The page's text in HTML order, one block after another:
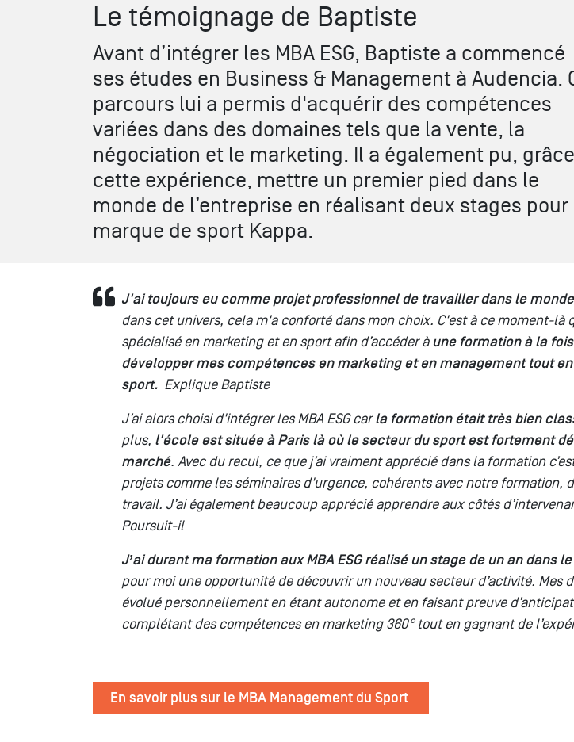
Le témoignage de Baptiste
Avant d’intégrer les MBA ESG, Baptiste a commencé
ses études en Business & Management à Audencia.
parcours lui a permis d'acquérir des compétences
variées dans des domaines tels que la vente, la
négociation et le marketing. Il a également pu,
cette expérience, mettre un premier pied dans le
monde de l’entreprise en réalisant deux stages pour
marque de sport Kappa.
J'ai toujours eu comme projet professionnel de travailler dans le
dans cet univers, cela m'a conforté dans mon choix. C'est à ce moment-
spécialisé en marketing et en sport afin d’accéder à une formation à la
développer mes compétences en marketing et en management tout
sport. Explique Baptiste
J’ai alors choisi d'intégrer les MBA ESG carla formation était très bien
plus, l'école est située à Paris là où le secteur du sport est fortement
marché. Avec du recul, ce que j’ai vraiment apprécié dans la formation
projets comme les séminaires d'urgence, cohérents avec notre
travail. J’ai également beaucoup apprécié apprendre aux côtés
Poursuit-il
J’ai durant ma formation aux MBA ESG réalisé un stage de un an
pour moi une opportunité de découvrir un nouveau secteur d’activité. Mes
évolué personnellement en étant autonome et en faisant preuve
complétant des compétences en marketing 360° tout en gagnant de
En savoir plus sur le MBA Management du Sport